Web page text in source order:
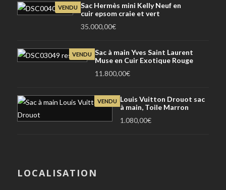
VENDU Sac Hermès mini Kelly Neuf en
cuir epsom craie et vert
35.000,00€
VENDU Sac à main Yves Saint Laurent
Muse en Cuir Exotique Rouge
11.800,00€
VENDU
Louis Vuitton Drouot sac
à main, Toile Marron
1.080,00€
LOCALISATION